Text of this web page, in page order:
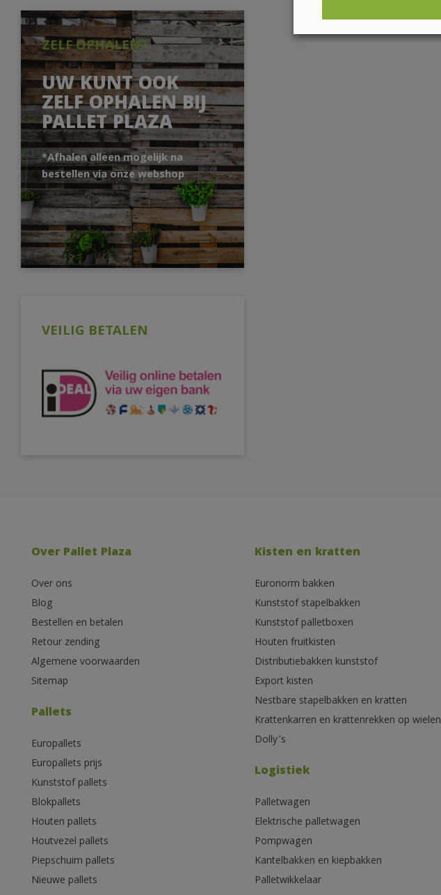
ZELF OPHALEN?
UW KUNT OOK
ZELF OPHALEN BIJ
PALLET PLAZA
*Afhalen alleen mogelijk na
bestellen via onze webshop
VEILIG BETALEN
Over Pallet Plaza
Over ons
Blog
Bestellen en betalen
Retour zending
Algemene voorwaarden
Sitemap
Pallets
Europallets
Europallets prijs
Kunststof pallets
Blokpallets
Houten pallets
Houtvezel pallets
Piepschuim pallets
Nieuwe pallets
Kisten en kratten
Euronorm bakken
Kunststof stapelbakken
Kunststof palletboxen
Houten fruitkisten
Distributiebakken kunststof
Export kisten
Nestbare stapelbakken en kratten
Krattenkarren en krattenrekken op wielen
Dolly’s
Logistiek
Palletwagen
Elektrische palletwagen
Pompwagen
Kantelbakken en kiepbakken
Palletwikkelaar